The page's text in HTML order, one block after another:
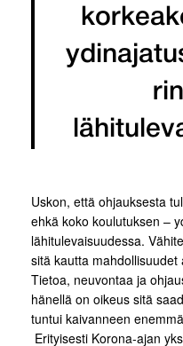
Uskon, että ohjauksesta
ehkä koko koulutuksen –
lähitulevaisuudessa.
sitä kautta
Tietoa, neuvontaa ja
hänellä on oikeus sitä
tuntui kaivanneen
Erityisesti Korona-ajan